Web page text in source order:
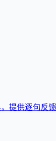
提供逐句反